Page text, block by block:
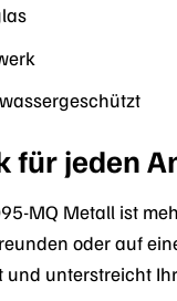
für jeden
MQ Metall ist
oder auf
unterstreicht